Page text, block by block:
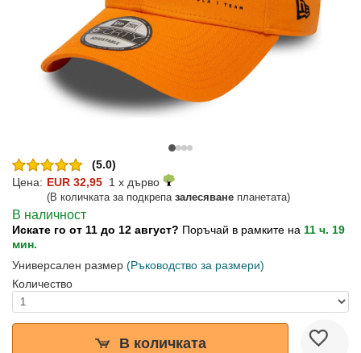
(5.0)
Цена: EUR 32,95 1 x дърво
(В количката за подкрепа залесяване планетата)
В наличност
Искате го от 11 до 12 август? Поръчай в рамките на 11 ч. 19
мин.
Универсален размер (Ръководство за размери)
Количество
В количката